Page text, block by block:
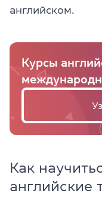
английском.
Курсы
Как
английские